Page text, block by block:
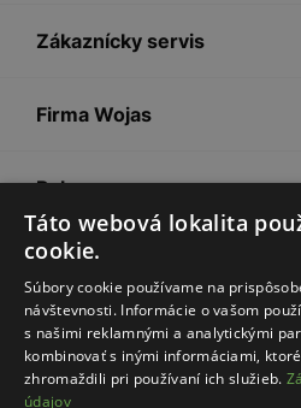
Zákaznícky servis
Firma Wojas
Pokyny
Táto webová lokalita
cookie.
Súbory cookie používame na
návštevnosti. Informácie o vašom
s našimi reklamnými a analytickými
kombinovať s inými informáciami,
zhromaždili pri používaní ich služieb.
údajov